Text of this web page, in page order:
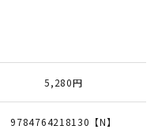
5,280円
9784764218130【N】